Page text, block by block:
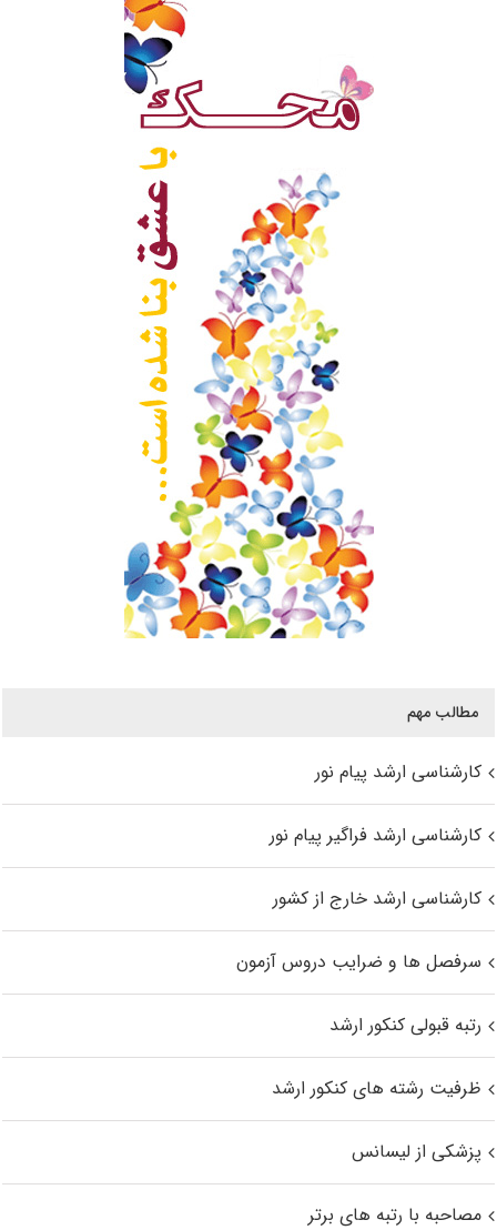
مطالب مهم
کارشناسی ارشد پیام نور
کارشناسی ارشد فراگیر پیام نور
کارشناسی ارشد خارج از کشور
سرفصل ها و ضرایب دروس آزمون
رتبه قبولی کنکور ارشد
ظرفیت رشته های کنکور ارشد
پزشکی از لیسانس
مصاحبه با رتبه های برتر